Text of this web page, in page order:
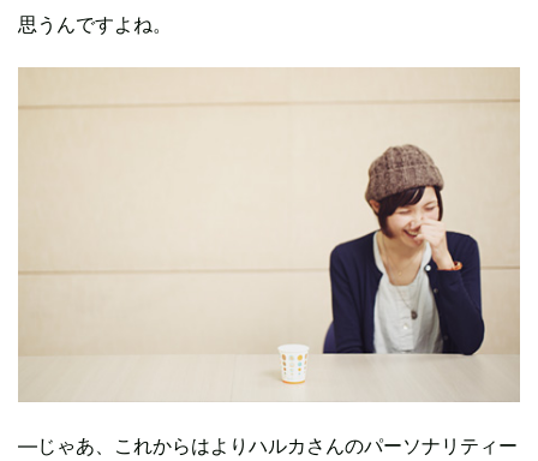
思うんですよね。
―じゃあ、これからはよりハルカさんのパーソナリティー